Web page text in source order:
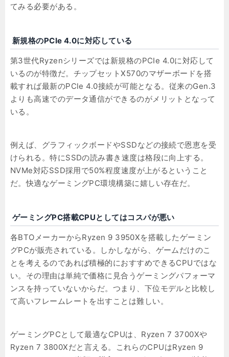
てみる必要がある。
新規格のPCIe 4.0に対応している
第3世代Ryzenシリーズでは新規格のPCIe 4.0に対応して
いるのが特徴だ。チップセットX570のマザーボードを搭
載すれば最新のPCle 4.0接続が可能となる。従来のGen.3
よりも高速でのデータ通信ができるのがメリットとなって
いる。
例えば、グラフィックボードやSSDなどの接続で恩恵を受
けられる。特にSSDの読み書き速度は格段に向上する。
NVMe対応SSD採用で50%程度速度が上がるということ
だ。快適なゲーミングPC環境構築に嬉しい存在だ。
ゲーミングPC搭載CPUとしてはコスパが悪い
各BTOメーカーからRyzen 9 3950Xを搭載したゲーミン
グPCが販売されている。しかしながら、ゲームだけのこ
とを考えるのであれば積極的におすすめできるCPUではな
い。その理由は単純で価格に見合うゲーミングパフォーマ
ンスを持っていないからだ。つまり、下位モデルと比較し
て高いフレームレートを出すことは難しい。
ゲーミングPCとして最適なCPUは、Ryzen 7 3700Xや
Ryzen 7 3800Xだと言える。これらのCPUはRyzen 9